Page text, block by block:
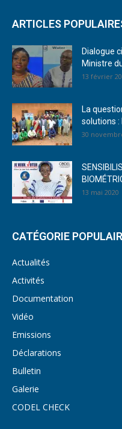
ARTICLES
Dialogue
Ministre
13 février
La
solutions :
30
13 mai 2020
CATÉGORIE
Actualités
Activités
Documentation
Vidéo
Emissions
Déclarations
Bulletin
Galerie
CODEL CHECK